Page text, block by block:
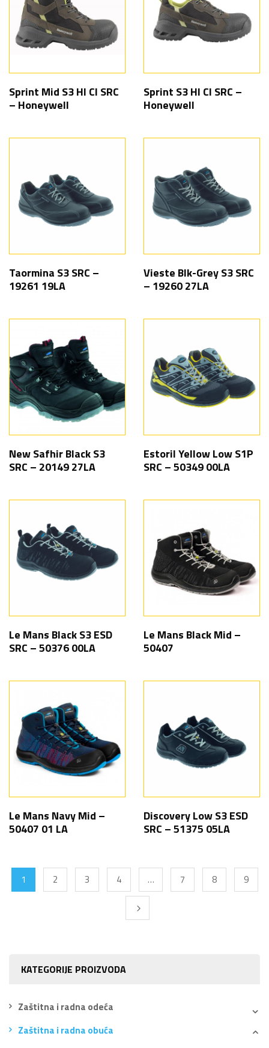
KATEGORIJE PROIZVODA
Zaštitna i radna odeća
Zaštitna i radna obuća
Sprint Mid S3 HI CI SRC
– Honeywell
Sprint S3 HI CI SRC –
Honeywell
Taormina S3 SRC –
19261 19LA
Vieste Blk-Grey S3 SRC
– 19260 27LA
New Safhir Black S3
SRC – 20149 27LA
Estoril Yellow Low S1P
SRC – 50349 00LA
Le Mans Black S3 ESD
SRC – 50376 00LA
Le Mans Black Mid –
50407
Le Mans Navy Mid –
50407 01 LA
Discovery Low S3 ESD
SRC – 51375 05LA
1 2 3 4 … 7 8 9